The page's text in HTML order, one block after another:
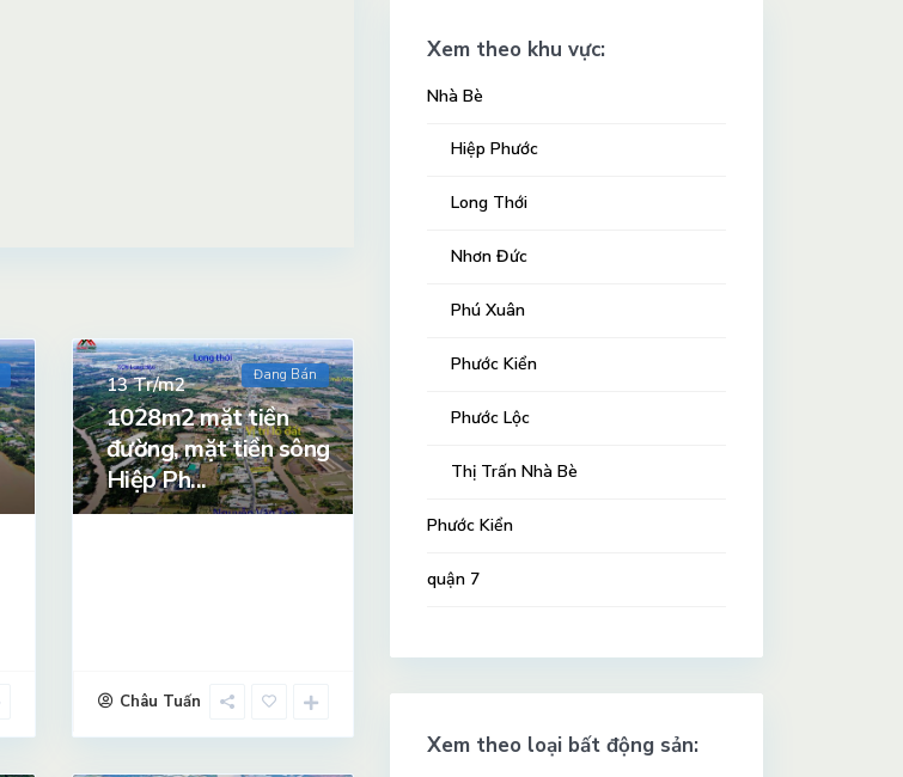
Đang Bán
13Tr/m2
1028m2 mặt tiền
đường, mặt tiền sông
Hiệp Ph...
Châu Tuấn
Xem theo khu vực:
Nhà Bè
Hiệp Phước
Long Thới
Nhơn Đức
Phú Xuân
Phước Kiển
Phước Lộc
Thị Trấn Nhà Bè
Phước Kiển
quận 7
Xem theo loại bất động sản: